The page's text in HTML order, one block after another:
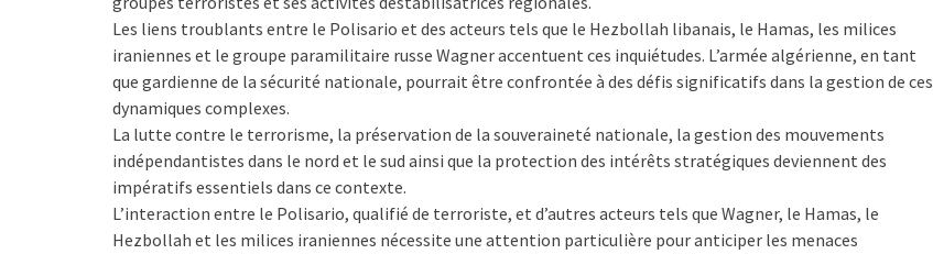
Les liens troublants entre le Polisario et des acteurs tels que le Hezbollah libanais, le Hamas, les milices
iraniennes et le groupe paramilitaire russe Wagner accentuent ces inquiétudes. L’armée algérienne, en tant
que gardienne de la sécurité nationale, pourrait être confrontée à des défis significatifs dans la gestion de ces
dynamiques complexes.
La lutte contre le terrorisme, la préservation de la souveraineté nationale, la gestion des mouvements
indépendantistes dans le nord et le sud ainsi que la protection des intérêts stratégiques deviennent des
impératifs essentiels dans ce contexte.
L’interaction entre le Polisario, qualifié de terroriste, et d’autres acteurs tels que Wagner, le Hamas, le
Hezbollah et les milices iraniennes nécessite une attention particulière pour anticiper les menaces